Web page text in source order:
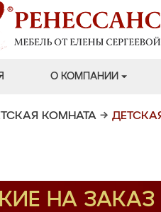
О КОМПАНИИ
КОМНАТА →
НА